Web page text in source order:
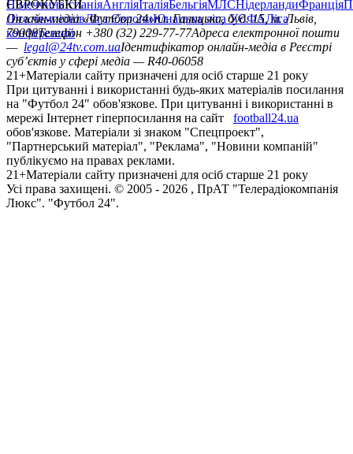
НімеччинаІспаніяАнгліяІталіяБельгіяМЛСНідерландиФранція
ЄВРОКУБКИ
Ліга чемпіонівЛіга ЄвропиЮнацька ліга УЄФАЛіга
конференцій
Онлайн-медіа «Футбол 24»пл. Галицька, буд. 15, м. Львів,
79008Телефон +380 (32) 229-77-77Адреса електронної пошти
— legal@24tv.com.uaІдентифікатор онлайн-медіа в Реєстрі
суб’єктів у сфері медіа — R40-06058
21+Матеріали сайту призначені для осіб старше 21 року
При цитуванні і використанні будь-яких матеріалів посилання
на "Футбол 24" обов'язкове. При цитуванні і використанні в
мережі Інтернет гіперпосилання на сайт
football24.ua
обов'язкове. Матеріали зі знаком "Спецпроект",
"Партнерський матеріал", "Реклама", "Новини компаній"
публікуємо на правах реклами.
21+Матеріали сайту призначені для осіб старше 21 року
Усi права захищенi. © 2005 - 2026 , ПрАТ "Телерадіокомпанія
Люкс". "Футбол 24".